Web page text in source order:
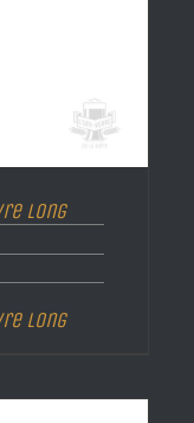
Long
Long